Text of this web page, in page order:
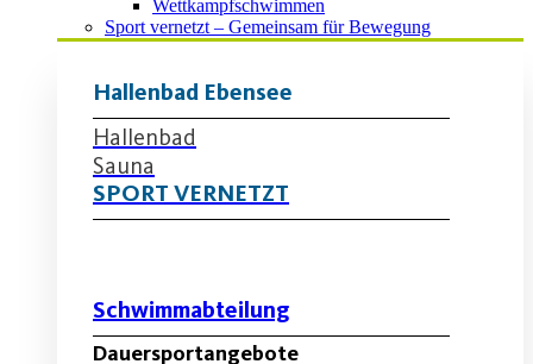
Wettkampfschwimmen
Sport vernetzt – Gemeinsam für Bewegung
Hallenbad Ebensee
Hallenbad
Sauna
SPORT VERNETZT
Schwimmabteilung
Dauersportangebote